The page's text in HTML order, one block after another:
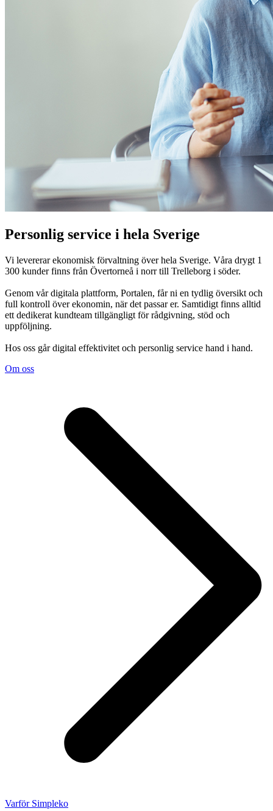
Personlig service i hela Sverige
Vi levererar ekonomisk förvaltning över hela Sverige. Våra drygt 1
300 kunder finns från Övertorneå i norr till Trelleborg i söder.
Genom vår digitala plattform, Portalen, får ni en tydlig översikt och
full kontroll över ekonomin, när det passar er. Samtidigt finns alltid
ett dedikerat kundteam tillgängligt för rådgivning, stöd och
uppföljning.
Hos oss går digital effektivitet och personlig service hand i hand.
Om oss
Varför Simpleko